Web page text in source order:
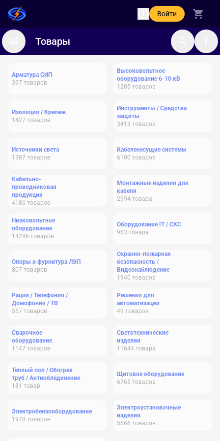
Войти
Товары
Арматура СИП
397 товаров
Высоковольтное
оборудование 6-10 кВ
1205 товаров
Изоляция / Крепеж
1427 товаров
Инструменты / Средства
защиты
3413 товаров
Источники света
1387 товаров
Кабеленесущие системы
6100 товаров
Кабельно-
проводниковая
продукция
4186 товаров
Монтажные изделия для
кабеля
2994 товара
Низковольтное
оборудование
14296 товаров
Оборудование IT / СКС
963 товара
Опоры и фурнитура ЛЭП
807 товаров
Охранно-пожарная
безопасность /
Видеонаблюдение
1940 товаров
Рации / Телефония /
Домофония / ТВ
557 товаров
Решения для
автоматизации
49 товаров
Сварочное
оборудование
1147 товаров
Светотехнические
изделия
11644 товара
Тёплый пол / Обогрев
труб / Антиоблединение
181 товар
Щитовое оборудование
6765 товаров
Электробензооборудование
1978 товаров
Электроустановочные
изделия
5666 товаров